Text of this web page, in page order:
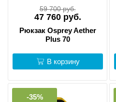
59 700 руб.
47 760 руб.
Рюкзак Osprey Aether
Plus 70
В корзину
-35%